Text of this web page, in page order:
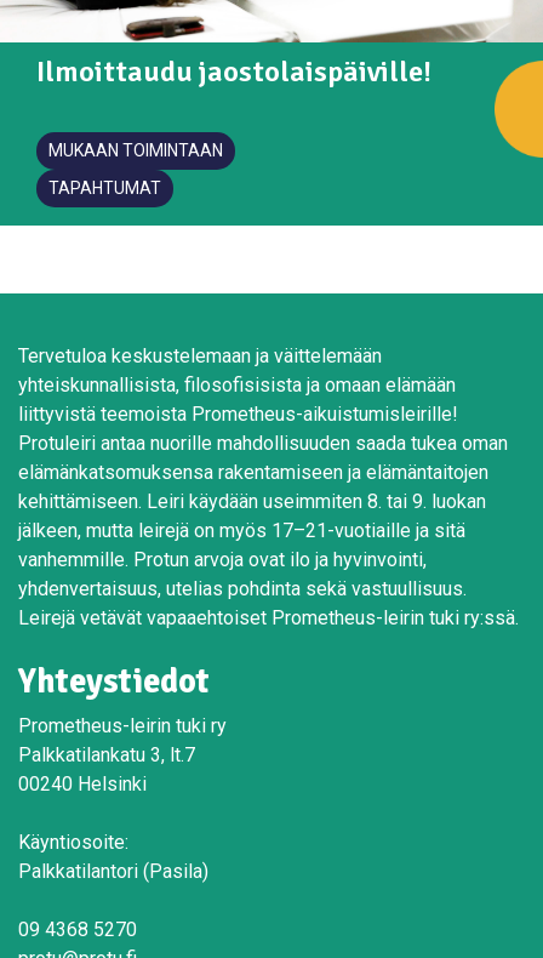
Ilmoittaudu jaostolaispäiville!
MUKAAN TOIMINTAAN
TAPAHTUMAT
Tervetuloa keskustelemaan ja väittelemään
yhteiskunnallisista, filosofisisista ja omaan elämään
liittyvistä teemoista Prometheus-aikuistumisleirille!
Protuleiri antaa nuorille mahdollisuuden saada tukea oman
elämänkatsomuksensa rakentamiseen ja elämäntaitojen
kehittämiseen. Leiri käydään useimmiten 8. tai 9. luokan
jälkeen, mutta leirejä on myös 17–21-vuotiaille ja sitä
vanhemmille. Protun arvoja ovat ilo ja hyvinvointi,
yhdenvertaisuus, utelias pohdinta sekä vastuullisuus.
Leirejä vetävät vapaaehtoiset Prometheus-leirin tuki ry:ssä.
Yhteystiedot
Prometheus-leirin tuki ry
Palkkatilankatu 3, lt.7
00240 Helsinki
Käyntiosoite:
Palkkatilantori (Pasila)
09 4368 5270